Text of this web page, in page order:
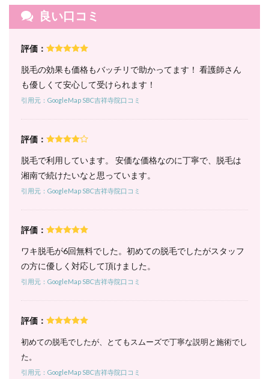
脱毛
料金
｜全
毛は
コー
スの
あた
でお
6.1
1. パー
フェク
コース
VIO含
5回コ
ースは
たり
破格！
6.2
身＋
顔コ
良い口コミ
評価：
脱毛の効果も価格もバッチリで助かってます！ 看護師さん
も優しくて安心して受けられます！
引用元：GoogleMap SBC吉祥寺院口コミ
評価：
脱毛で利用しています。 安価な価格なのに丁寧で、脱毛は
湘南で続けたいなと思っています。
引用元：GoogleMap SBC吉祥寺院口コミ
評価：
ワキ脱毛が6回無料でした。初めての脱毛でしたがスタッフ
の方に優しく対応して頂けました。
引用元：GoogleMap SBC吉祥寺院口コミ
評価：
初めての脱毛でしたが、とてもスムーズで丁寧な説明と施術でし
た。
引用元：GoogleMap SBC吉祥寺院口コミ